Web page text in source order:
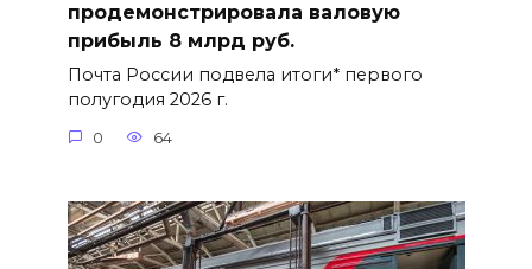
продемонстрировала валовую
прибыль 8 млрд руб.
Почта России подвела итоги* первого
полугодия 2026 г.
0 64